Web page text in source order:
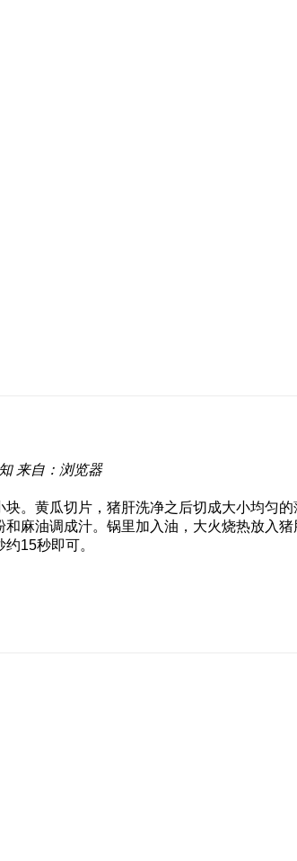
来自：浏览器
。黄瓜切片，猪肝洗净之后切成大小均匀
麻油调成汁。锅里加入油，大火烧热放入
15秒即可。